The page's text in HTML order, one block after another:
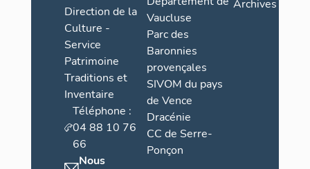
Direction de la
Culture -
Service
Patrimoine
Traditions et
Inventaire
Téléphone :
04 88 10 76
66
Nous
Vaucluse
Parc des
Baronnies
provençales
SIVOM du pays
de Vence
Dracénie
CC de Serre-
Ponçon
Archives